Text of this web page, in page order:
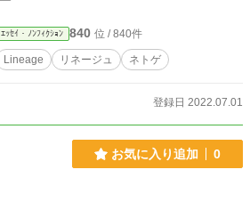
ｴｯｾｲ・ﾉﾝﾌｨｸｼｮﾝ 840 位 / 840件
Lineage リネージュ ネトゲ
登録日 2022.07.01
お気に入り追加 0